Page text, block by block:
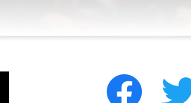
facebook twitter